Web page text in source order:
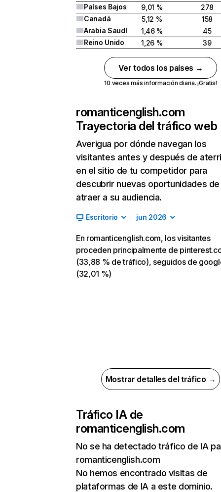
Países Bajos
9,01 %
278
Canadá
5,12 %
158
Arabia Saudí
1,46 %
45
Reino Unido
1,26 % 39
Ver todos los países →
10 veces más información diaria. ¡Gratis!
romanticenglish.com
Trayectoria del tráfico web
Averigua por dónde navegan los
visitantes antes y después de
en el sitio de tu competidor para
descubrir nuevas oportunidades de
atraer a su audiencia.
Escritorio jun 2026
En romanticenglish.com, los visitantes
proceden principalmente de
(33,88 % de tráfico), seguidos de
(32,01 %)
Mostrar detalles del tráfico →
Tráfico IA de
romanticenglish.com
No se ha detectado tráfico de IA
romanticenglish.com
No hemos encontrado visitas de
plataformas de IA a este dominio.